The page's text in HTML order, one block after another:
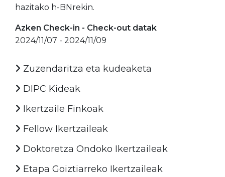
hazitako h-BNrekin.
Azken Check-in - Check-out datak
2024/11/07 - 2024/11/09
Zuzendaritza eta kudeaketa
DIPC Kideak
Ikertzaile Finkoak
Fellow Ikertzaileak
Doktoretza Ondoko Ikertzaileak
Etapa Goiztiarreko Ikertzaileak